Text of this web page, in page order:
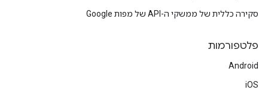
סקירה כללית של ממשקי ה-API של מפות Google
פלטפורמות
Android
iOS